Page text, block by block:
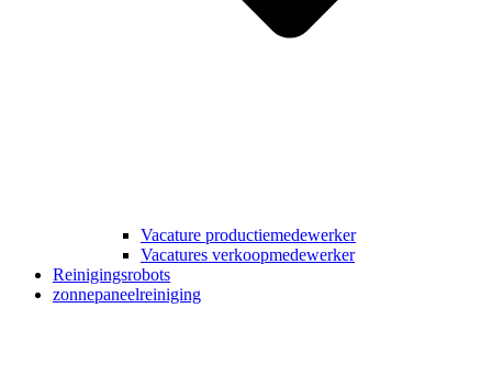
Vacature productiemedewerker
Vacatures verkoopmedewerker
Reinigingsrobots
zonnepaneelreiniging